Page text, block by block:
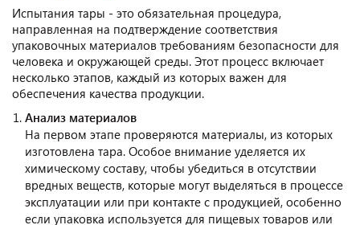
Испытания тары - это обязательная процедура,
направленная на подтверждение соответствия
упаковочных материалов требованиям безопасности для
человека и окружающей среды. Этот процесс включает
несколько этапов, каждый из которых важен для
обеспечения качества продукции.
Анализ материалов
На первом этапе проверяются материалы, из которых
изготовлена тара. Особое внимание уделяется их
химическому составу, чтобы убедиться в отсутствии
вредных веществ, которые могут выделяться в процессе
эксплуатации или при контакте с продукцией, особенно
если упаковка используется для пищевых товаров или